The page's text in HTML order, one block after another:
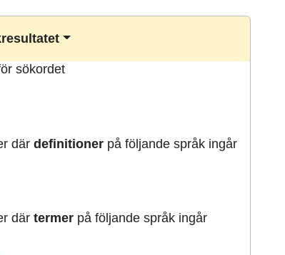
sökordet
därdefinitioner på följande språk ingår
därtermer på följande språk ingår